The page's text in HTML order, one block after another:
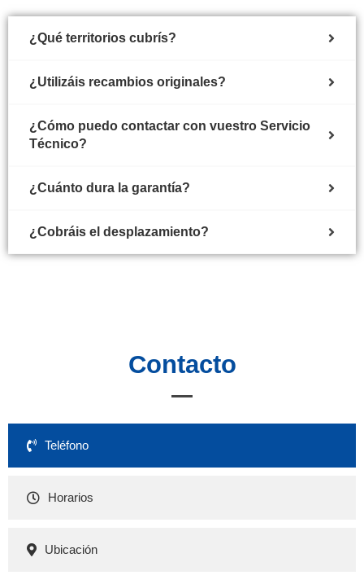
¿Qué territorios cubrís?
¿Utilizáis recambios originales?
¿Cómo puedo contactar con vuestro Servicio
Técnico?
¿Cuánto dura la garantía?
¿Cobráis el desplazamiento?
Contacto
Teléfono
Horarios
Ubicación